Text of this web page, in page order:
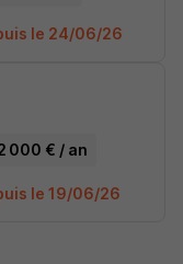
le 24/06/26
000 € / an
le 19/06/26